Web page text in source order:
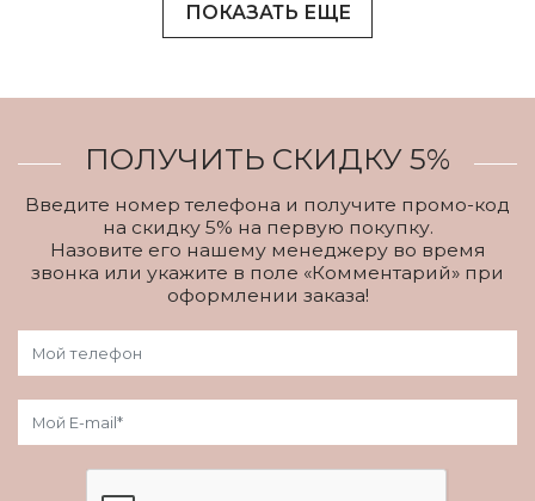
ПОКАЗАТЬ ЕЩЕ
ПОЛУЧИТЬ СКИДКУ 5%
Введите номер телефона и получите промо-код
на скидку 5% на первую покупку.
Назовите его нашему менеджеру во время
звонка или укажите в поле «Комментарий» при
оформлении заказа!